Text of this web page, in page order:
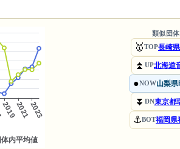
類似団
🥇TOP長崎
⏫ UP北海道
●NOW山梨県
⏬ DN東京都
⚓BOT福岡県